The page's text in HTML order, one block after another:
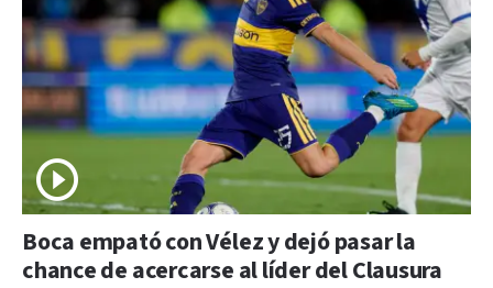
Boca empató con Vélez y dejó pasar la
chance de acercarse al líder del Clausura